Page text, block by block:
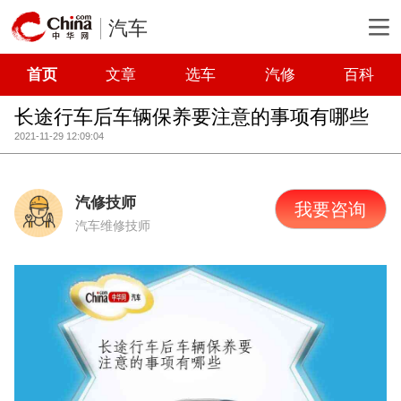
汽车
首页 文章 选车 汽修 百科
长途行车后车辆保养要注意的事项有哪些
2021-11-29 12:09:04
汽修技师
汽车维修技师
我要咨询